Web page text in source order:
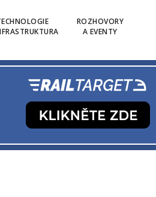
ROZHOVORY
A EVENTY